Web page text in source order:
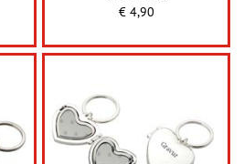
€ 4,90